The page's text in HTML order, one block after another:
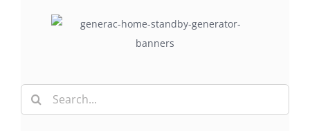
Search
for: